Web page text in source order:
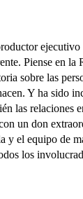
Piense en
sobre las
Y ha sido
las relaciones
un don
y el equipo de
los